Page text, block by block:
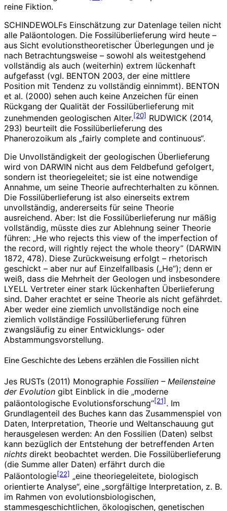
reine Fiktion.
SCHINDEWOLFs Einschätzung zur Datenlage teilen nicht
alle Paläontologen. Die Fossilüberlieferung wird heute –
aus Sicht evolutionstheoretischer Überlegungen und je
nach Betrachtungsweise – sowohl als weitestgehend
vollständig als auch (weiterhin) extrem lückenhaft
aufgefasst (vgl. BENTON 2003, der eine mittlere
Position mit Tendenz zu vollständig einnimmt). BENTON
et al. (2000) sehen auch keine Anzeichen für einen
Rückgang der Qualität der Fossilüberlieferung mit
zunehmenden geologischen Alter.[20] RUDWICK (2014,
293) beurteilt die Fossilüberlieferung des
Phanerozoikum als „fairly complete and continuous“.
Die Unvollständigkeit der geologischen Überlieferung
wird von DARWIN nicht aus dem Feldbefund gefolgert,
sondern ist theoriegeleitet; sie ist eine notwendige
Annahme, um seine Theorie aufrechterhalten zu können.
Die Fossilüberlieferung ist also einerseits extrem
unvollständig, andererseits für seine Theorie
ausreichend. Aber: Ist die Fossilüberlieferung nur mäßig
vollständig, müsste dies zur Ablehnung seiner Theorie
führen: „He who rejects this view of the imperfection of
the record, will rightly reject the whole theory” (DARWIN
1872, 478). Diese Zurückweisung erfolgt – rhetorisch
geschickt – aber nur auf Einzelfallbasis („He“); denn er
weiß, dass die Mehrheit der Geologen und insbesondere
LYELL Vertreter einer stark lückenhaften Überlieferung
sind. Daher erachtet er seine Theorie als nicht gefährdet.
Aber weder eine ziemlich unvollständige noch eine
ziemlich vollständige Fossilüberlieferung führen
zwangsläufig zu einer Entwicklungs- oder
Abstammungsvorstellung.
Eine Geschichte des Lebens erzählen die Fossilien nicht
Jes RUSTs (2011) Monographie Fossilien – Meilensteine
der Evolution gibt Einblick in die „moderne
paläontologische Evolutionsforschung“[21] . Im
Grundlagenteil des Buches kann das Zusammenspiel von
Daten, Interpretation, Theorie und Weltanschauung gut
herausgelesen werden: An den Fossilien (Daten) selbst
kann bezüglich der Entstehung der betreffenden Arten
nichts direkt beobachtet werden. Die Fossilüberlieferung
(die Summe aller Daten) erfährt durch die
Paläontologie[22] „eine theoriegeleitete, biologisch
orientierte Analyse“, eine „sorgfältige Interpretation, z. B.
im Rahmen von evolutionsbiologischen,
stammesgeschichtlichen, ökologischen, genetischen